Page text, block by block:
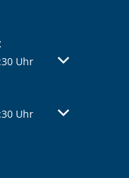
oder
Uhr Von 07:30
oder
Uhr Von 07:30